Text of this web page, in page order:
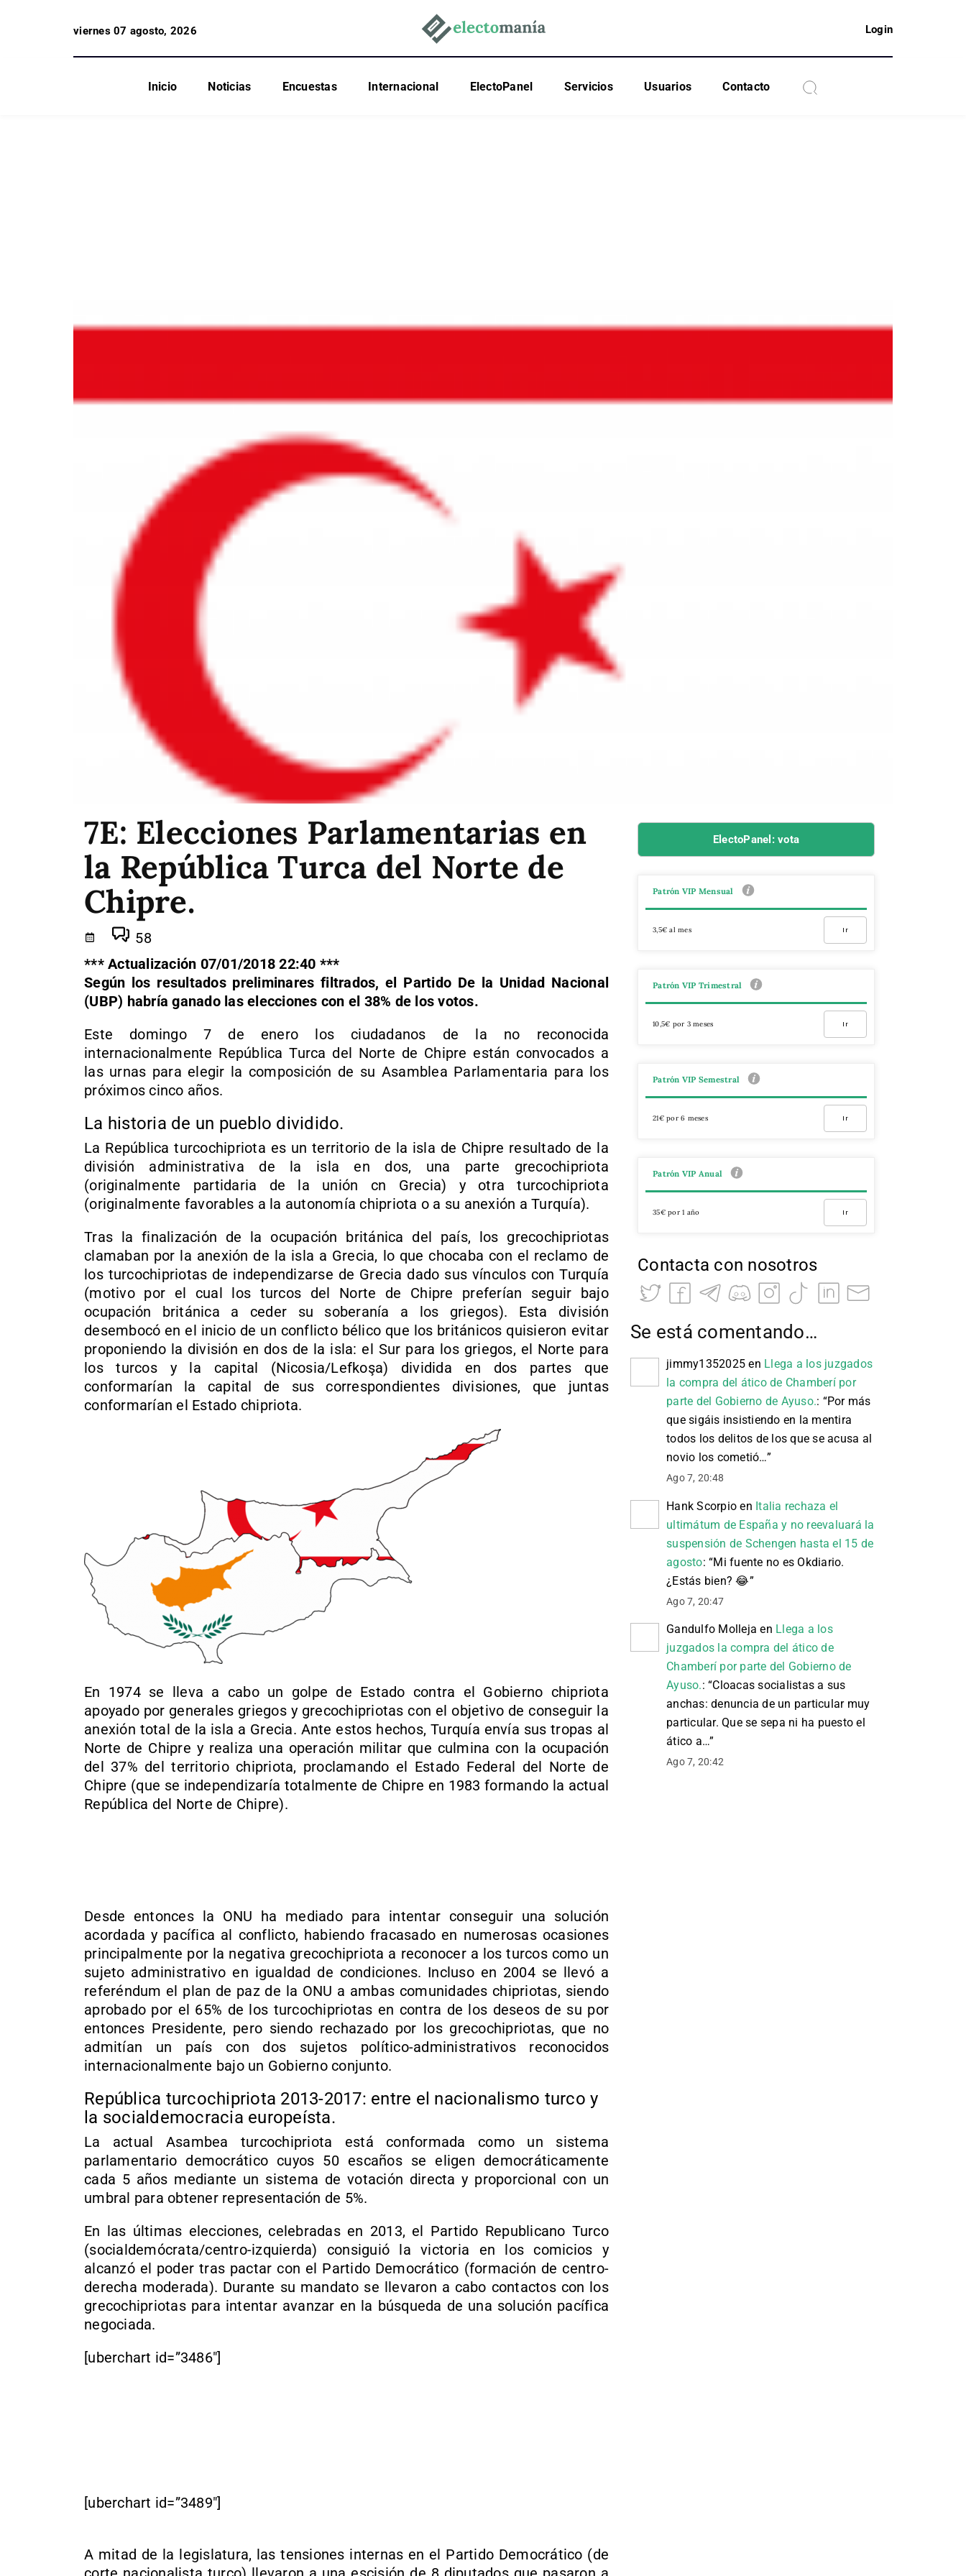
viernes 07 agosto, 2026 Login
Inicio Noticias Encuestas Internacional ElectoPanel Servicios Usuarios Contacto
7E: Elecciones Parlamentarias en
la República Turca del Norte de
Chipre.
58
*** Actualización 07/01/2018 22:40 ***
Según los resultados preliminares filtrados, el Partido De la Unidad Nacional
(UBP) habría ganado las elecciones con el 38% de los votos.
Este domingo 7 de enero los ciudadanos de la no reconocida
internacionalmente República Turca del Norte de Chipre están convocados a
las urnas para elegir la composición de su Asamblea Parlamentaria para los
próximos cinco años.
La historia de un pueblo dividido.
La República turcochipriota es un territorio de la isla de Chipre resultado de la
división administrativa de la isla en dos, una parte grecochipriota
(originalmente partidaria de la unión cn Grecia) y otra turcochipriota
(originalmente favorables a la autonomía chipriota o a su anexión a Turquía).
Tras la finalización de la ocupación británica del país, los grecochipriotas
clamaban por la anexión de la isla a Grecia, lo que chocaba con el reclamo de
los turcochipriotas de independizarse de Grecia dado sus vínculos con Turquía
(motivo por el cual los turcos del Norte de Chipre preferían seguir bajo
ocupación británica a ceder su soberanía a los griegos). Esta división
desembocó en el inicio de un conflicto bélico que los británicos quisieron evitar
proponiendo la división en dos de la isla: el Sur para los griegos, el Norte para
los turcos y la capital (Nicosia/Lefkoşa) dividida en dos partes que
conformarían la capital de sus correspondientes divisiones, que juntas
conformarían el Estado chipriota.
En 1974 se lleva a cabo un golpe de Estado contra el Gobierno chipriota
apoyado por generales griegos y grecochipriotas con el objetivo de conseguir la
anexión total de la isla a Grecia. Ante estos hechos, Turquía envía sus tropas al
Norte de Chipre y realiza una operación militar que culmina con la ocupación
del 37% del territorio chipriota, proclamando el Estado Federal del Norte de
Chipre (que se independizaría totalmente de Chipre en 1983 formando la actual
República del Norte de Chipre).
Desde entonces la ONU ha mediado para intentar conseguir una solución
acordada y pacífica al conflicto, habiendo fracasado en numerosas ocasiones
principalmente por la negativa grecochipriota a reconocer a los turcos como un
sujeto administrativo en igualdad de condiciones. Incluso en 2004 se llevó a
referéndum el plan de paz de la ONU a ambas comunidades chipriotas, siendo
aprobado por el 65% de los turcochipriotas en contra de los deseos de su por
entonces Presidente, pero siendo rechazado por los grecochipriotas, que no
admitían un país con dos sujetos político-administrativos reconocidos
internacionalmente bajo un Gobierno conjunto.
República turcochipriota 2013-2017: entre el nacionalismo turco y
la socialdemocracia europeísta.
La actual Asambea turcochipriota está conformada como un sistema
parlamentario democrático cuyos 50 escaños se eligen democráticamente
cada 5 años mediante un sistema de votación directa y proporcional con un
umbral para obtener representación de 5%.
En las últimas elecciones, celebradas en 2013, el Partido Republicano Turco
(socialdemócrata/centro-izquierda) consiguió la victoria en los comicios y
alcanzó el poder tras pactar con el Partido Democrático (formación de centro-
derecha moderada). Durante su mandato se llevaron a cabo contactos con los
grecochipriotas para intentar avanzar en la búsqueda de una solución pacífica
negociada.
[uberchart id=”3486″]
[uberchart id=”3489″]
A mitad de la legislatura, las tensiones internas en el Partido Democrático (de
ElectoPanel: vota
Patrón VIP Mensual
3,5€ al mes Ir
Patrón VIP Trimestral
10,5€ por 3 meses Ir
Patrón VIP Semestral
21€ por 6 meses Ir
Patrón VIP Anual
35€ por 1 año Ir
Contacta con nosotros
Se está comentando…
jimmy1352025 en Llega a los juzgados
la compra del ático de Chamberí por
parte del Gobierno de Ayuso.: “Por más
que sigáis insistiendo en la mentira
todos los delitos de los que se acusa al
novio los cometió…”
Ago 7, 20:48
Hank Scorpio en Italia rechaza el
ultimátum de España y no reevaluará la
suspensión de Schengen hasta el 15 de
agosto: “Mi fuente no es Okdiario.
¿Estás bien? 😂”
Ago 7, 20:47
Gandulfo Molleja en Llega a los
juzgados la compra del ático de
Chamberí por parte del Gobierno de
Ayuso.: “Cloacas socialistas a sus
anchas: denuncia de un particular muy
particular. Que se sepa ni ha puesto el
ático a…”
Ago 7, 20:42